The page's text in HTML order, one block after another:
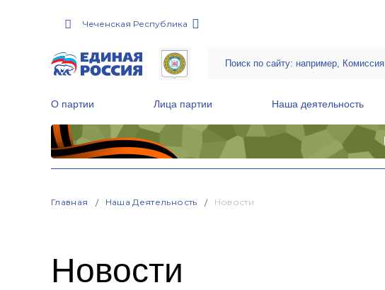
Чеченская Республика
О партии Лица партии Наша деятельность
Главная Наша Деятельность Новости
Новости